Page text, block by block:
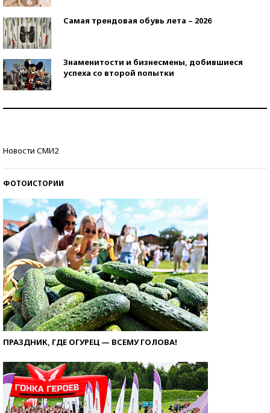
Самая трендовая обувь лета – 2026
Знаменитости и бизнесмены, добившиеся
успеха со второй попытки
Новости СМИ2
ФОТОИСТОРИИ
ПРАЗДНИК, ГДЕ ОГУРЕЦ — ВСЕМУ ГОЛОВА!